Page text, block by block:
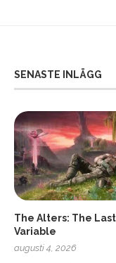
SENASTE INLÄGG
The Alters: The Last
Variable
augusti 4, 2026